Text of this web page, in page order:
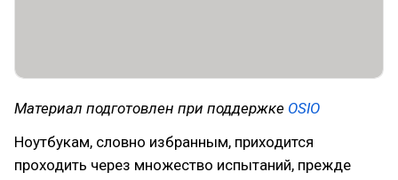
Материал подготовлен при поддержке OSIO
Ноутбукам, словно избранным, приходится
проходить через множество испытаний, прежде